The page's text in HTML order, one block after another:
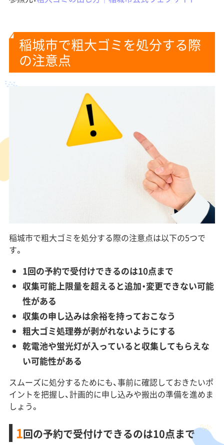
稲城市で粗大ゴミを処分する際
の注意点
稲城市で粗大ゴミを処分する際の注意点は以下の5つで
す。
1回の予約で受付けできるのは10点まで
収集可能上限量を超えると追加・変更できない可能
性がある
収集の申し込みは余裕を持っておこなう
粗大ゴミ処理券が剥がれないようにする
乾電池や蛍光灯が入っていると収集してもらえな
い可能性がある
スムーズに処分するためにも、事前に確認しておきたいポ
イントを把握し、計画的に申し込みや搬出の準備を進めま
しょう。
1回の予約で受付けできるのは10点まで